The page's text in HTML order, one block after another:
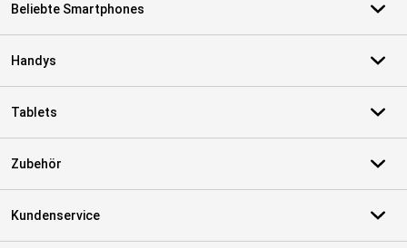
Beliebte Smartphones
Handys
Tablets
Zubehör
Kundenservice